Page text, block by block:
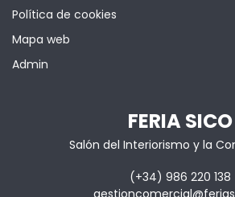
Política de cookies
Mapa web
Admin
FERIA SICO
Salón del Interiorismo y la
(+34) 986 220 138